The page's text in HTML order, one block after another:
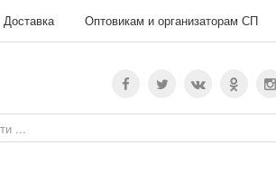
Доставка Оптовикам и организаторам СП